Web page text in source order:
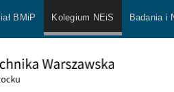
BMiP Kolegium NEiS Badania i